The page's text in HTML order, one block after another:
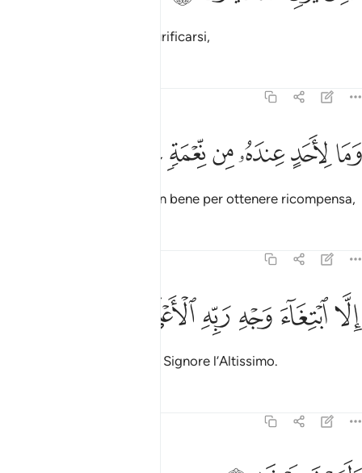
che dà dei suoi beni per purificarsi,
وما لاحد عنده من نعمة تجزى ١٩
وَمَا لِأَحَدٍ عِندَهُۥ مِن نِّعْمَةٍۢ تُجْزَىٰٓ ١٩
ﱩﱪﱫﱬﱭﱮ
che a nessuno avrà fatto un bene per ottenere ricompensa,
الا ابتغاء وجه ربه الاعلى ٢٠
إِلَّا ٱبْتِغَآءَ وَجْهِ رَبِّهِ ٱلْأَعْلَىٰ ٢٠
ﱰﱱﱲﱳﱴ
ma solo per amore del suo Signore l’Altissimo.
ولسوف يرضى ٢١